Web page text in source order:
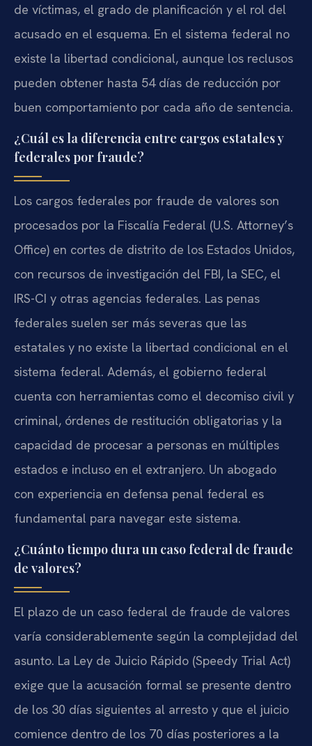
de víctimas, el grado de planificación y el rol del
acusado en el esquema. En el sistema federal no
existe la libertad condicional, aunque los reclusos
pueden obtener hasta 54 días de reducción por
buen comportamiento por cada año de sentencia.
¿Cuál es la diferencia entre cargos estatales y
federales por fraude?
Los cargos federales por fraude de valores son
procesados por la Fiscalía Federal (U.S. Attorney’s
Office) en cortes de distrito de los Estados Unidos,
con recursos de investigación del FBI, la SEC, el
IRS-CI y otras agencias federales. Las penas
federales suelen ser más severas que las
estatales y no existe la libertad condicional en el
sistema federal. Además, el gobierno federal
cuenta con herramientas como el decomiso civil y
criminal, órdenes de restitución obligatorias y la
capacidad de procesar a personas en múltiples
estados e incluso en el extranjero. Un abogado
con experiencia en defensa penal federal es
fundamental para navegar este sistema.
¿Cuánto tiempo dura un caso federal de fraude
de valores?
El plazo de un caso federal de fraude de valores
varía considerablemente según la complejidad del
asunto. La Ley de Juicio Rápido (Speedy Trial Act)
exige que la acusación formal se presente dentro
de los 30 días siguientes al arresto y que el juicio
comience dentro de los 70 días posteriores a la